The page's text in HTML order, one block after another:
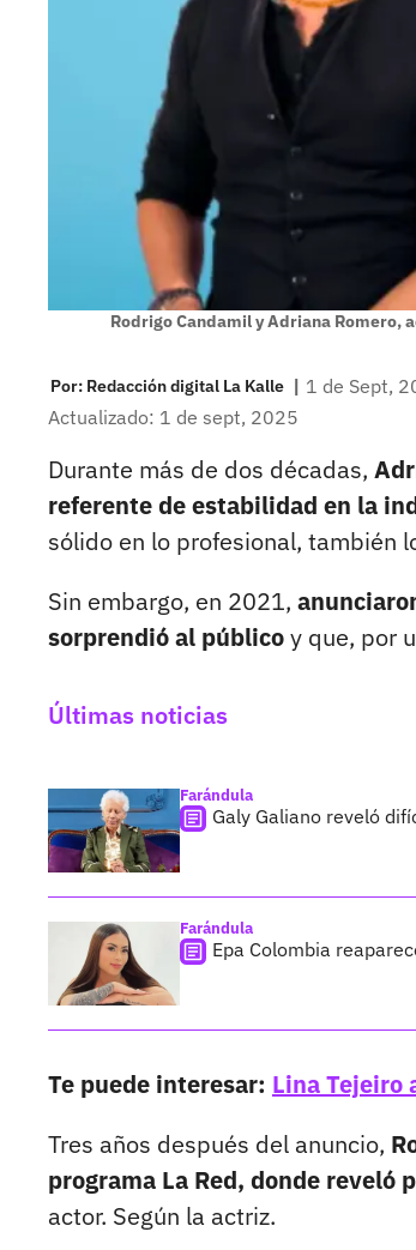
Rodrigo Candamil y Adriana Romero,
Por: Redacción digital La Kalle | 1 de Sept,
Actualizado: 1 de sept, 2025
Durante más de dos décadas,
referente de estabilidad en la
sólido en lo profesional, también
Sin embargo, en 2021,
sorprendió al públicoy que, por
Últimas noticias
Farándula
Galy Galiano reveló
Farándula
Epa Colombia
Te puede interesar: Lina Tejeiro
Tres años después del anuncio,
programa La Red, donde reveló
actor. Según la actriz.